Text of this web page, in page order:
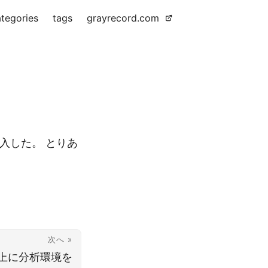
tags grayrecord.com
した。 とりあ
次へ »
に分析環境を